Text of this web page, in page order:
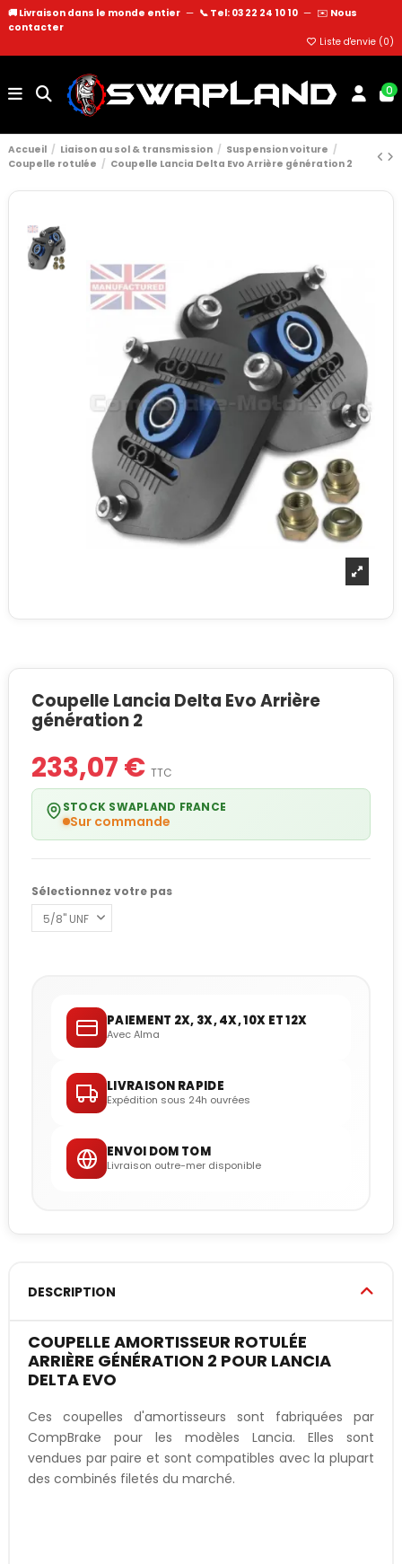
🚚 Livraison dans le monde entier — 📞 Tel: 03 22 24 10 10 — ✉️ Nous
contacter
Liste d'envie (0)
0
Accueil Liaison au sol & transmission
Suspension voiture
Coupelle rotulée
Coupelle Lancia Delta Evo Arrière génération 2
Coupelle Lancia Delta Evo Arrière
génération 2
233,07 € TTC
STOCK SWAPLAND FRANCE
Sur commande
Sélectionnez votre pas
PAIEMENT 2X, 3X, 4X, 10X ET 12X
Avec Alma
LIVRAISON RAPIDE
Expédition sous 24h ouvrées
ENVOI DOM TOM
Livraison outre-mer disponible
DESCRIPTION
COUPELLE AMORTISSEUR ROTULÉE
ARRIÈRE GÉNÉRATION 2 POUR LANCIA
DELTA EVO
Ces coupelles d'amortisseurs sont fabriquées par
CompBrake pour les modèles Lancia. Elles sont
vendues par paire et sont compatibles avec la plupart
des combinés filetés du marché.